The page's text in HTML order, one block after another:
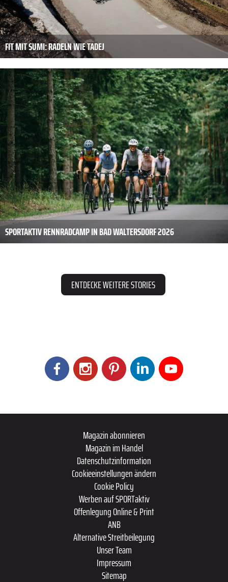
FIT MIT SUMI: RADELN WIE TADEJ
SPORTAKTIV RENNRADCAMP IN BAD WALTERSDORF 2026
ENTDECKE WEITERE STORIES
Magazin abonnieren
Magazin im Handel
Datenschutzinformation
Cookieeinstellungen ändern
Cookie Policy
Werben auf SPORTaktiv
Offenlegung Online & Print
ANB
Alternative Streitbeilegung
Unser Team
Impressum
Sitemap